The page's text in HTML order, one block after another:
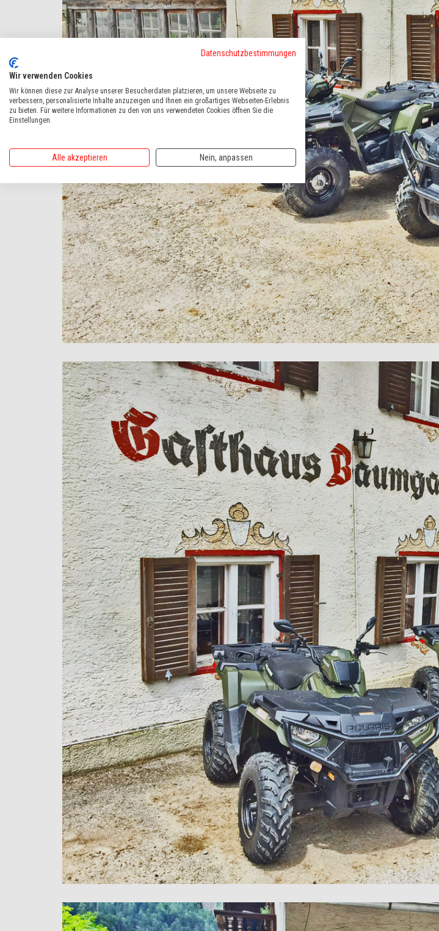
Datenschutzbestimmungen
Wir verwenden Cookies
Wir können diese zur Analyse unserer Besucherdaten platzieren, um unsere Webseite zu
verbessern, personalisierte Inhalte anzuzeigen und Ihnen ein großartiges Webseiten-Erlebnis
zu bieten. Für weitere Informationen zu den von uns verwendeten Cookies öffnen Sie die
Einstellungen.
Alle akzeptieren Nein, anpassen